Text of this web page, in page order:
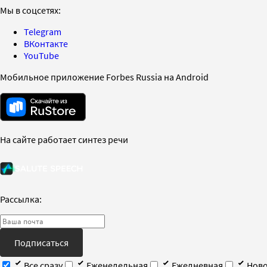
Мы в соцсетях:
Telegram
ВКонтакте
YouTube
Мобильное приложение Forbes Russia на Android
На сайте работает синтез речи
Рассылка:
Подписаться